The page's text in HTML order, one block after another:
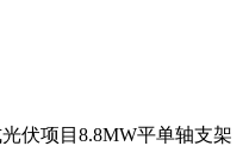
伏项目8.8MW平单轴支架